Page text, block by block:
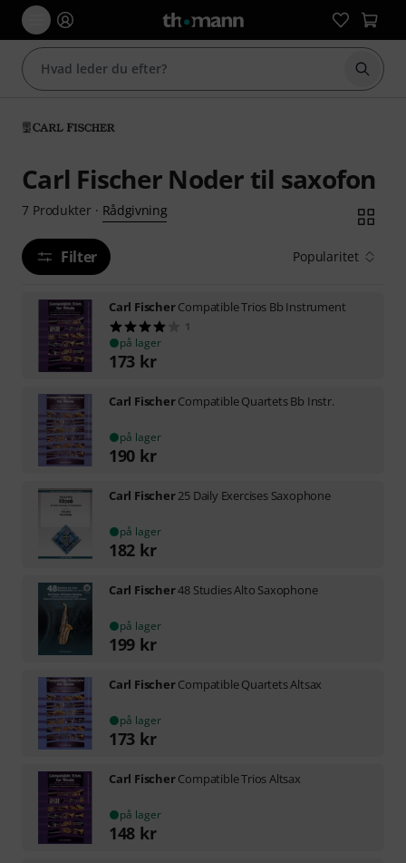
Start
Carl Fischer Noder til saxofon
7 Produkter· Rådgivning
Filter Popularitet
Carl FischerCompatible Trios Bb Instrument
1
på lager
173 kr
Carl FischerCompatible Quartets Bb Instr.
på lager
190 kr
Carl Fischer25 Daily Exercises Saxophone
på lager
182 kr
Carl Fischer48 Studies Alto Saxophone
på lager
199 kr
Carl FischerCompatible Quartets Altsax
på lager
173 kr
Carl FischerCompatible Trios Altsax
på lager
148 kr